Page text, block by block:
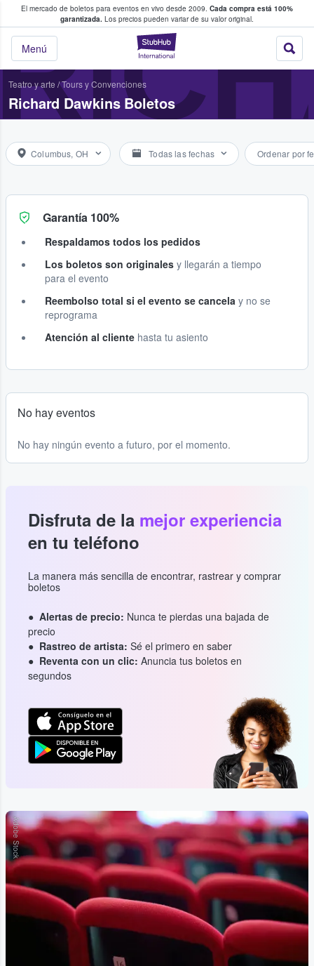
El mercado de boletos para eventos en vivo desde 2009. Cada compra está 100%
garantizada. Los precios pueden variar de su valor original.
StubHub: donde
Menú
fans compran y venden boletos
Teatro y arte /Tours y Convenciones
Richard Dawkins Boletos
Columbus, OH Todas las fechas Ordenar por
Garantía 100%
Respaldamos todos los pedidos
Los boletos son originales y llegarán a tiempo
para el evento
Reembolso total si el evento se cancela y no se
reprograma
Atención al cliente hasta tu asiento
No hay eventos
No hay ningún evento a futuro, por el momento.
Disfruta de la mejor experiencia
en tu teléfono
La manera más sencilla de encontrar, rastrear y comprar
boletos
Alertas de precio: Nunca te pierdas una bajada de
precio
Rastreo de artista: Sé el primero en saber
Reventa con un clic: Anuncia tus boletos en
segundos
Adobe Stock